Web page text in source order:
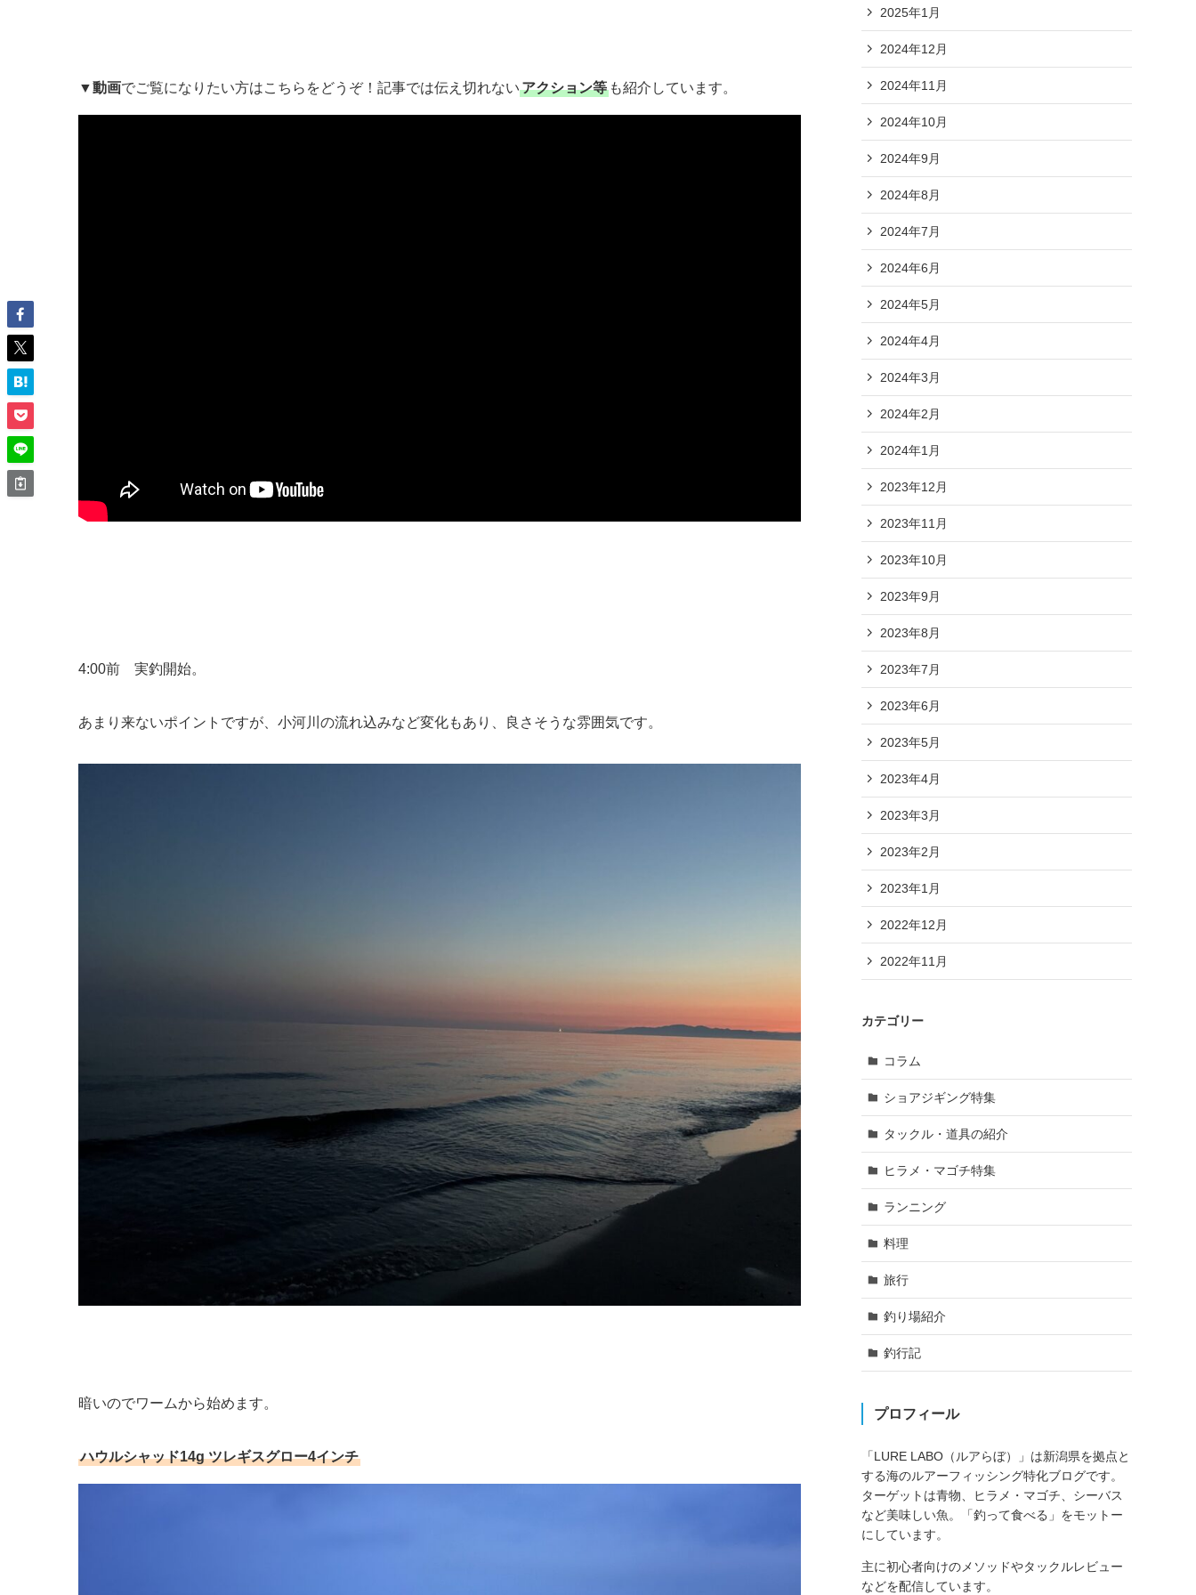
▼動画でご覧になりたい方はこちらをどうぞ！記事では伝え切れないアクション等 も紹介しています。
4:00前 実釣開始。
あまり来ないポイントですが、小河川の流れ込みなど変化もあり、良さそうな雰囲気です。
暗いのでワームから始めます。
ハウルシャッド14g ツレギスグロー4インチ
2025年1月
2024年12月
2024年11月
2024年10月
2024年9月
2024年8月
2024年7月
2024年6月
2024年5月
2024年4月
2024年3月
2024年2月
2024年1月
2023年12月
2023年11月
2023年10月
2023年9月
2023年8月
2023年7月
2023年6月
2023年5月
2023年4月
2023年3月
2023年2月
2023年1月
2022年12月
2022年11月
カテゴリー
コラム
ショアジギング特集
タックル・道具の紹介
ヒラメ・マゴチ特集
ランニング
料理
旅行
釣り場紹介
釣行記
プロフィール
「LURE LABO（ルアらぼ）」は新潟県を拠点と
する海のルアーフィッシング特化ブログです。
ターゲットは青物、ヒラメ・マゴチ、シーバス
など美味しい魚。「釣って食べる」をモットー
にしています。
主に初心者向けのメソッドやタックルレビュー
などを配信しています。